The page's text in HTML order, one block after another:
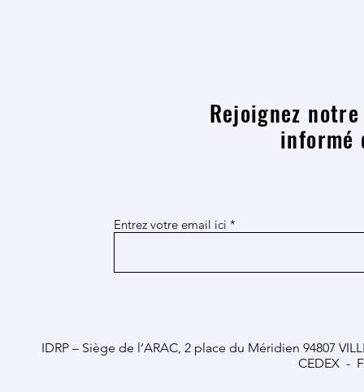
Rejoignez
informé
Entrez votre email ici
IDRP – Siège de l’ARAC, 2 place du Méridien 94807
CEDEX -